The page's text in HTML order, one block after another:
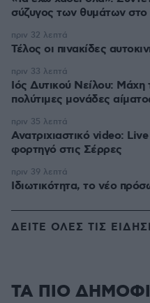
σύζυγος των θυμάτων στο
Τέλος οι πινακίδες
πριν 32 λεπτά
Ιός Δυτικού Νείλου:
πολύτιμες μονάδες
πριν 33 λεπτά
Ανατριχιαστικό video:
φορτηγό στις Σέρρες
πριν 35 λεπτά
Ιδιωτικότητα, το νέο
πριν 39 λεπτά
ΔΕΙΤΕ ΟΛΕΣ ΤΙΣ
ΤΑ ΠΙΟ